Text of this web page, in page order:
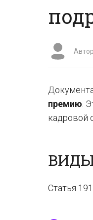
премию .
кадровой
Статья